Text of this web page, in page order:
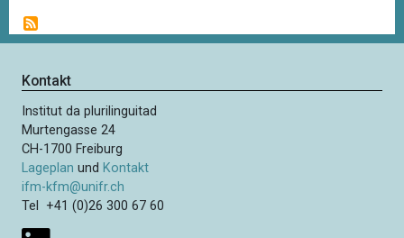
i
t
n
n
u
m
m
e
r
i
c
Kontakt
Institut da plurilinguitad
Murtengasse 24
CH-1700 Freiburg
Lageplan und Kontakt
ifm-kfm@unifr.ch
Tel +41 (0)26 300 67 60